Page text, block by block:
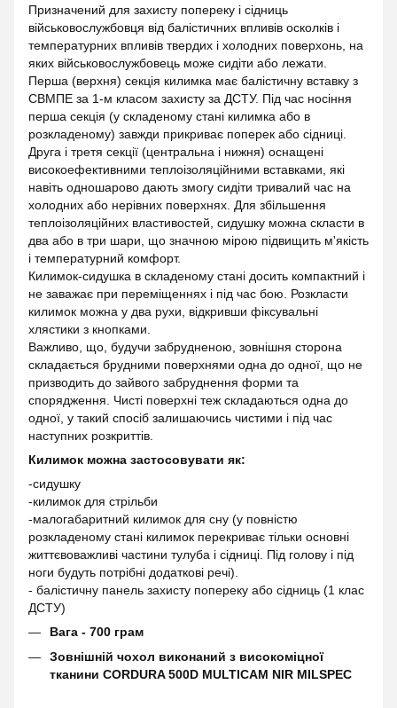
Призначений для захисту попереку і сідниць
військовослужбовця від балістичних впливів осколків і
температурних впливів твердих і холодних поверхонь, на
яких військовослужбовець може сидіти або лежати.
Перша (верхня) секція килимка має балістичну вставку з
СВМПЕ за 1-м класом захисту за ДСТУ. Під час носіння
перша секція (у складеному стані килимка або в
розкладеному) завжди прикриває поперек або сідниці.
Друга і третя секції (центральна і нижня) оснащені
високоефективними теплоізоляційними вставками, які
навіть одношарово дають змогу сидіти тривалий час на
холодних або нерівних поверхнях. Для збільшення
теплоізоляційних властивостей, сидушку можна скласти в
два або в три шари, що значною мірою підвищить м'якість
і температурний комфорт.
Килимок-сидушка в складеному стані досить компактний і
не заважає при переміщеннях і під час бою. Розкласти
килимок можна у два рухи, відкривши фіксувальні
хлястики з кнопками.
Важливо, що, будучи забрудненою, зовнішня сторона
складається брудними поверхнями одна до одної, що не
призводить до зайвого забруднення форми та
спорядження. Чисті поверхні теж складаються одна до
одної, у такий спосіб залишаючись чистими і під час
наступних розкриттів.
Килимок можна застосовувати як:
-сидушку
-килимок для стрільби
-малогабаритний килимок для сну (у повністю
розкладеному стані килимок перекриває тільки основні
життєвоважливі частини тулуба і сідниці. Під голову і під
ноги будуть потрібні додаткові речі).
- балістичну панель захисту попереку або сідниць (1 клас
ДСТУ)
Вага - 700 грам
Зовнішній чохол виконаний з високоміцної
тканини CORDURA 500D MULTICAM NIR MILSPEC